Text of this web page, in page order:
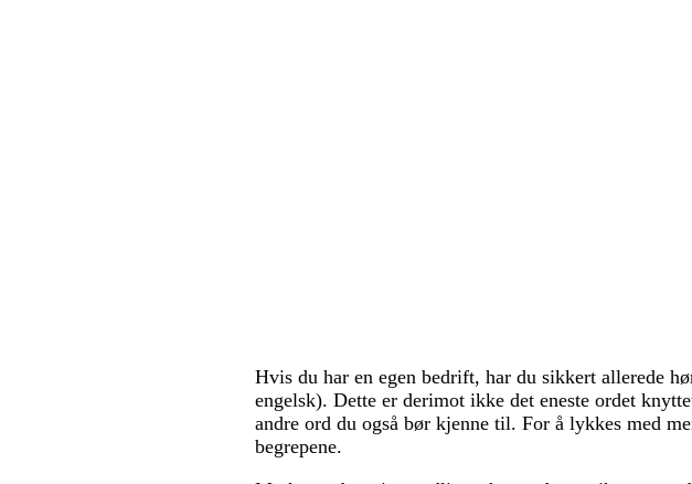
Hvis du har en egen bedrift, har du sikkert allerede
engelsk). Dette er derimot ikke det eneste ordet
andre ord du også bør kjenne til. For å lykkes med
begrepene.